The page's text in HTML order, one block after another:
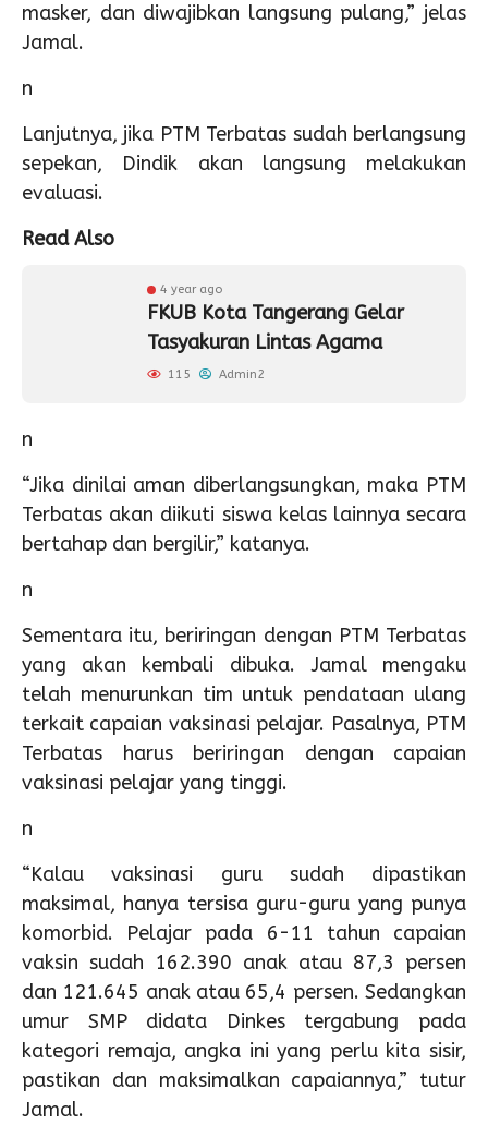
masker, dan diwajibkan langsung pulang,” jelas
Jamal.
n
Lanjutnya, jika PTM Terbatas sudah berlangsung
sepekan, Dindik akan langsung melakukan
evaluasi.
Read Also
4 year ago
FKUB Kota Tangerang Gelar
Tasyakuran Lintas Agama
115 Admin2
n
“Jika dinilai aman diberlangsungkan, maka PTM
Terbatas akan diikuti siswa kelas lainnya secara
bertahap dan bergilir,” katanya.
n
Sementara itu, beriringan dengan PTM Terbatas
yang akan kembali dibuka. Jamal mengaku
telah menurunkan tim untuk pendataan ulang
terkait capaian vaksinasi pelajar. Pasalnya, PTM
Terbatas harus beriringan dengan capaian
vaksinasi pelajar yang tinggi.
n
“Kalau vaksinasi guru sudah dipastikan
maksimal, hanya tersisa guru-guru yang punya
komorbid. Pelajar pada 6-11 tahun capaian
vaksin sudah 162.390 anak atau 87,3 persen
dan 121.645 anak atau 65,4 persen. Sedangkan
umur SMP didata Dinkes tergabung pada
kategori remaja, angka ini yang perlu kita sisir,
pastikan dan maksimalkan capaiannya,” tutur
Jamal.